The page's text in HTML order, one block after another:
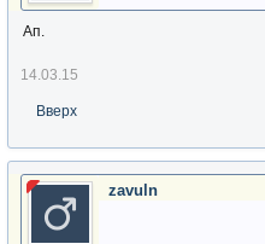
Ап.
14.03.15
Вверх
zavuln